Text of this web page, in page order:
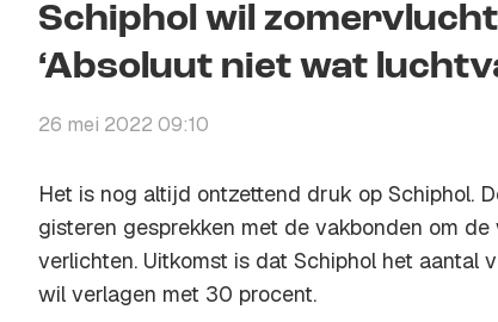
Schiphol wil
‘Absoluut niet wat
26 mei 2022 09:10
Het is nog altijd ontzettend druk op Schiphol.
gisteren gesprekken met de vakbonden om
verlichten. Uitkomst is dat Schiphol het aantal
wil verlagen met 30 procent.